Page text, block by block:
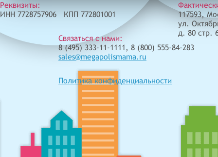
Реквизиты:
ИНН 7728757906 КПП 772801001
Связаться с нами:
8 (495) 333-11-1111, 8 (800) 555-84-283
sales@megapolismama.ru
Политика конфиденциальности
117593,
ул.
д. 80 стр.